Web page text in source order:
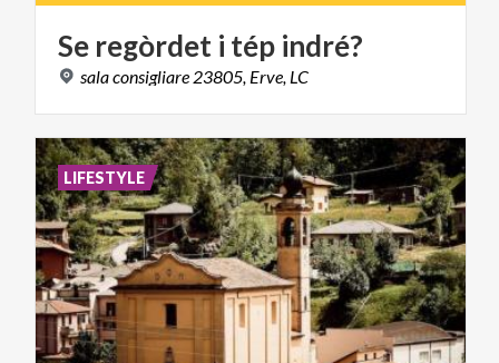
Se regòrdet i tép indré?
salaconsigliare 23805, Erve, LC
LIFESTYLE